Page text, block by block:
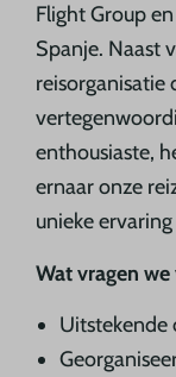
Flight Group
Spanje. Naast
reisorganisatie
enthousiaste,
ernaar onze
unieke
Wat vragen we
Uitstekende